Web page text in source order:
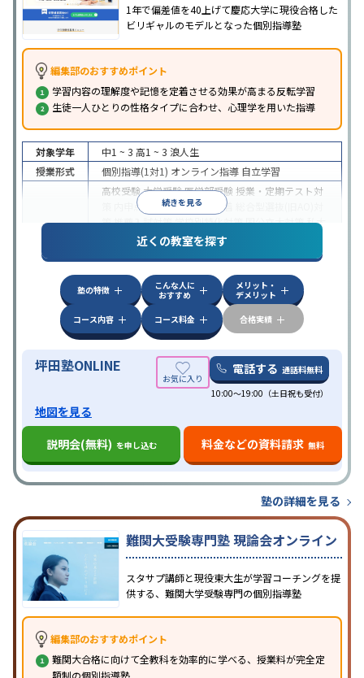
1年で偏差値を40上げて慶応大学に現役合格した
ビリギャルのモデルとなった個別指導塾
編集部のおすすめポイント
学習内容の理解度や記憶を定着させる効果が高まる反転学習
生徒一人ひとりの性格タイプに合わせ、心理学を用いた指導
続きを見る
対象学年 中1 ~ 3 高1 ~ 3 浪人生
授業形式
個別指導(1対1) オンライン指導 自立学習
高校受験大学受験医学部受験 授業・定期テスト対
内申点対策学習習慣の定着
策推薦入試対策学校別特化対策国公立大対策私大
共通テスト対策英検(英語検定)対策
その
特徴
中高一貫校生に対応授業の振替可能 不登校生に対
学習にPC・タブレットを利用オンライン対応
科目から受講可能季節講習のみの受講可発達障害
の子どもに対応
近くの教室を探す
塾の特徴
こんな人に
おすすめ
メリット・
デメリット
コース内容
コース料金 合格実績
坪田塾ONLINE 電話する 通話料無料
10:00～19:00（土日祝も受付）
地図を見る
説明会(無料) を申し込む 料金などの資料請求 無料
塾の詳細を見る
難関大受験専門塾 現論会オンライン
スタサプ講師と現役東大生が学習コーチングを提
供する、難関大学受験専門の個別指導塾
編集部のおすすめポイント
難関大合格に向けて全教科を効率的に学べる、授業料が完全定
額制の個別指導塾